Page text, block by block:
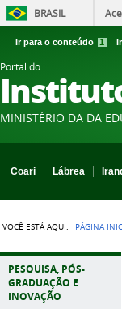
BRASIL
Ir para o conteúdo 1
Portal do
MINISTÉRIO DA DA
Coari
Lábrea
VOCÊ ESTÁ AQUI: PÁGINA
PESQUISA, PÓS-
GRADUAÇÃO E
INOVAÇÃO